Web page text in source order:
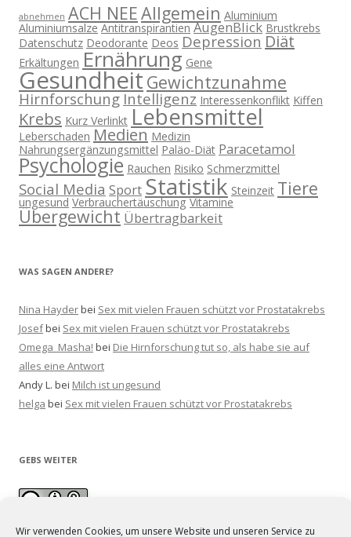
Wir verwenden Cookies, um unsere Website und unseren Service zu
abnehmen ACH NEEAllgemein Aluminium
Aluminiumsalze Antitranspirantien AugenBlick Brustkrebs
Datenschutz Deodorante Deos Depression Diät
Erkältungen Ernährung Gene
GesundheitGewichtzunahme
HirnforschungIntelligenz Interessenkonflikt Kiffen
Krebs Kurz Verlinkt Lebensmittel
Leberschaden Medien Medizin
Nahrungsergänzungsmittel Paläo-Diät Paracetamol
Psychologie Rauchen Risiko Schmerzmittel
Social Media Sport Statistik Steinzeit Tiere
ungesund Verbrauchertäuschung Vitamine
Übergewicht Übertragbarkeit
WAS SAGEN ANDERE?
Nina Hayderbei Sex mit vielen Frauen schützt vor Prostatakrebs
Josefbei Sex mit vielen Frauen schützt vor Prostatakrebs
Omega_Masha! bei Die Hirnforschung tut so, als habe sie auf
alles eine Antwort
Andy L. bei Milch ist ungesund
helga bei Sex mit vielen Frauen schützt vor Prostatakrebs
GEBS WEITER